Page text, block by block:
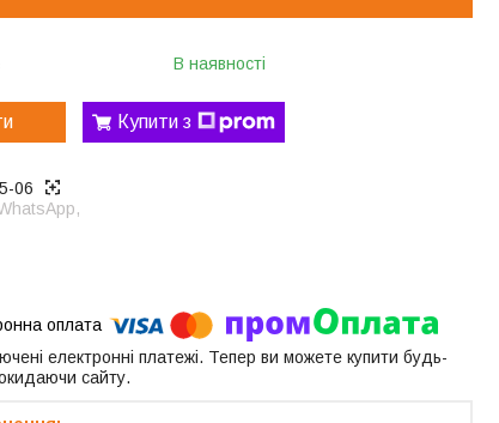
В наявності
Купити з
06
електронні платежі. Тепер ви можете купити будь-
сайту.